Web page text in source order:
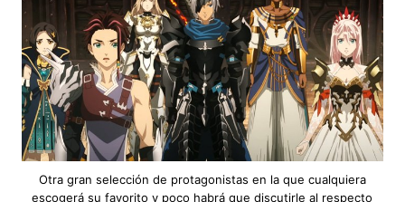
Otra gran selección de protagonistas en la que cualquiera
escogerá su favorito y poco habrá que discutirle al respecto